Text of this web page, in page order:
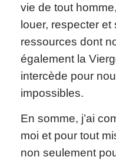
vie de tout
louer, respecter et
ressources dont
également la
intercède pour
impossibles.
En somme, j’ai
moi et pour tout
non seulement